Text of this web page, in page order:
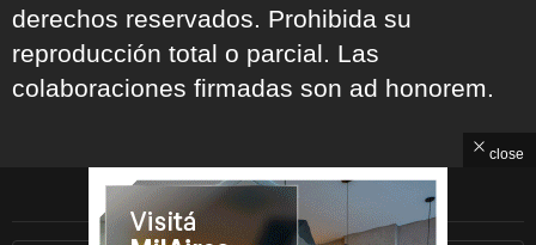
derechos reservados. Prohibida su
reproducción total o parcial. Las
colaboraciones firmadas son ad honorem.
ARCHIVOS
close